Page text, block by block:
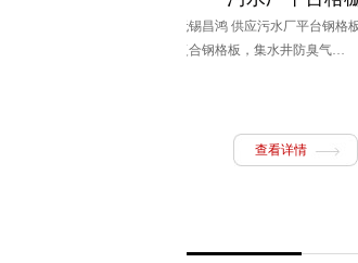
无锡昌鸿 供应污水厂平台钢格板，污水厂
复合钢格板，集水井防臭气…